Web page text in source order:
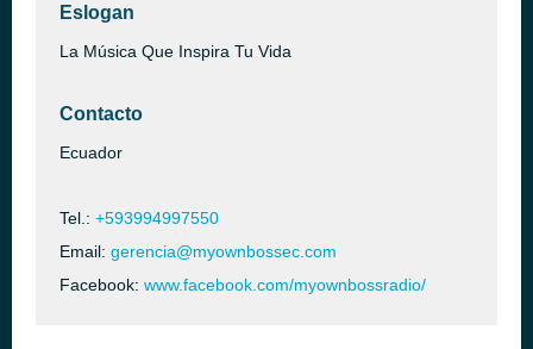
Eslogan
La Música Que Inspira Tu Vida
Contacto
Ecuador
Tel.: +593994997550
Email: gerencia@myownbossec.com
Facebook: www.facebook.com/myownbossradio/